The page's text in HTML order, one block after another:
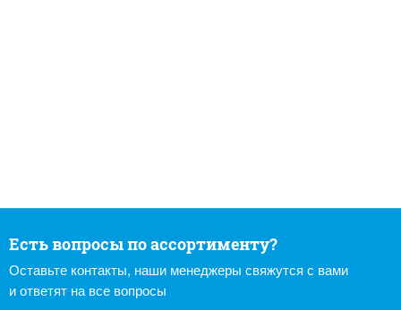
Есть вопросы по ассортименту?
Оставьте контакты, наши менеджеры свяжутся с вами
и ответят на все вопросы